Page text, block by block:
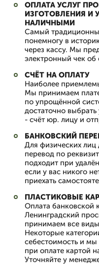
ОПЛАТА УСЛУГ
ИЗГОТОВЛЕНИЯ И
НАЛИЧНЫМИ
Самый
понемногу в
через кассу. Мы
электронный чек об
СЧЁТ НА ОПЛАТУ
Наиболее
Мы принимаем
по упрощённой
достаточно выбрать
- счёт юр. лицу и
БАНКОВСКИЙ
Для физических лиц
перевод по
подходит при
если у вас никого
приехать
ПЛАСТИКОВЫЕ
Оплата банковской
Ленинградский
принимаем все
Некоторые
себестоимость и
при оплате картой
Уточняйте у